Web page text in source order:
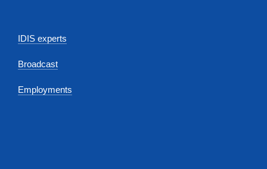
IDIS experts
Broadcast
Employments